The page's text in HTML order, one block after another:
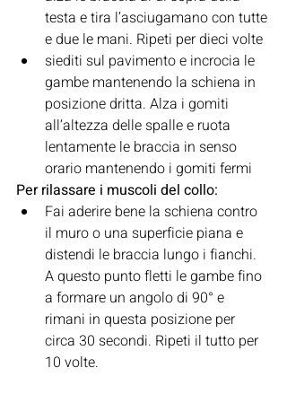
testa e tira l’asciugamano con tutte
e due le mani. Ripeti per dieci volte
siediti sul pavimento e incrocia le
gambe mantenendo la schiena in
posizione dritta. Alza i gomiti
all’altezza delle spalle e ruota
lentamente le braccia in senso
orario mantenendo i gomiti fermi
Per rilassare i muscoli del collo:
Fai aderire bene la schiena contro
il muro o una superficie piana e
distendi le braccia lungo i fianchi.
A questo punto fletti le gambe fino
a formare un angolo di 90° e
rimani in questa posizione per
circa 30 secondi. Ripeti il tutto per
10 volte.